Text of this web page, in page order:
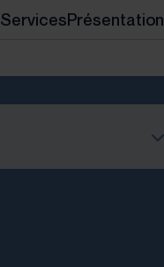
ServicesPrésentation